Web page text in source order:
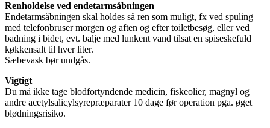
Renholdelse ved endetarmsåbningen
Endetarmsåbningen skal holdes så ren som muligt, fx ved spuling
med telefonbruser morgen og aften og efter toiletbesøg, eller ved
badning i bidet, evt. balje med lunkent vand tilsat en spiseskefuld
køkkensalt til hver liter.
Sæbevask bør undgås.
Vigtigt
Du må ikke tage blodfortyndende medicin, fiskeolier, magnyl og
andre acetylsalicylsyrepræparater 10 dage før operation pga. øget
blødningsrisiko.